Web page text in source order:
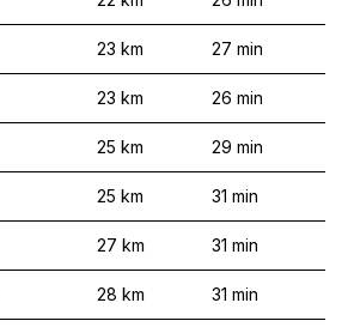
23 km 27 min
23 km 26 min
25 km 29 min
25 km 31 min
27 km 31 min
28 km 31 min